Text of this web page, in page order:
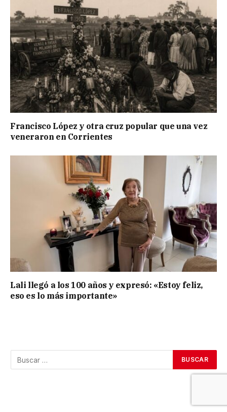
Francisco López y otra cruz popular que una vez
veneraron en Corrientes
Lali llegó a los 100 años y expresó: «Estoy feliz,
eso es lo más importante»